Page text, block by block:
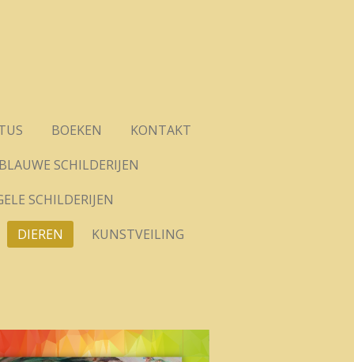
BOEKEN
KONTAKT
SCHILDERIJEN
SCHILDERIJEN
DIEREN
KUNSTVEILING